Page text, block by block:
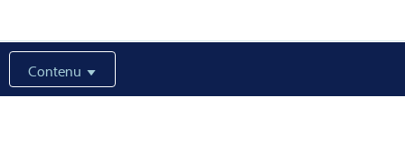
Expertise et connaissances
Contenu